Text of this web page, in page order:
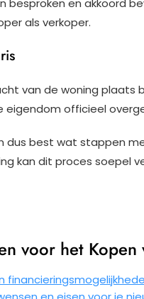
besproken en akkoord
als verkoper.
van de woning plaats
officieel
dus best wat stappen
kan dit proces soepel
voor het